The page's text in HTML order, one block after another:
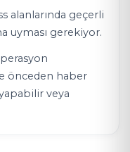
alanlarında geçerli
uyması gerekiyor.
önceden haber
veya